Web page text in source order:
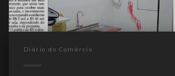
Diário do Comércio